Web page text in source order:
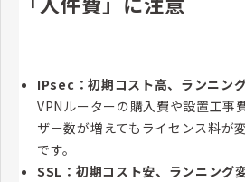
IPsec：初期コスト高、ランニン
VPNルーターの購入費や設置工事
ザー数が増えてもライセンス料が
です。
SSL：初期コスト安、ランニング